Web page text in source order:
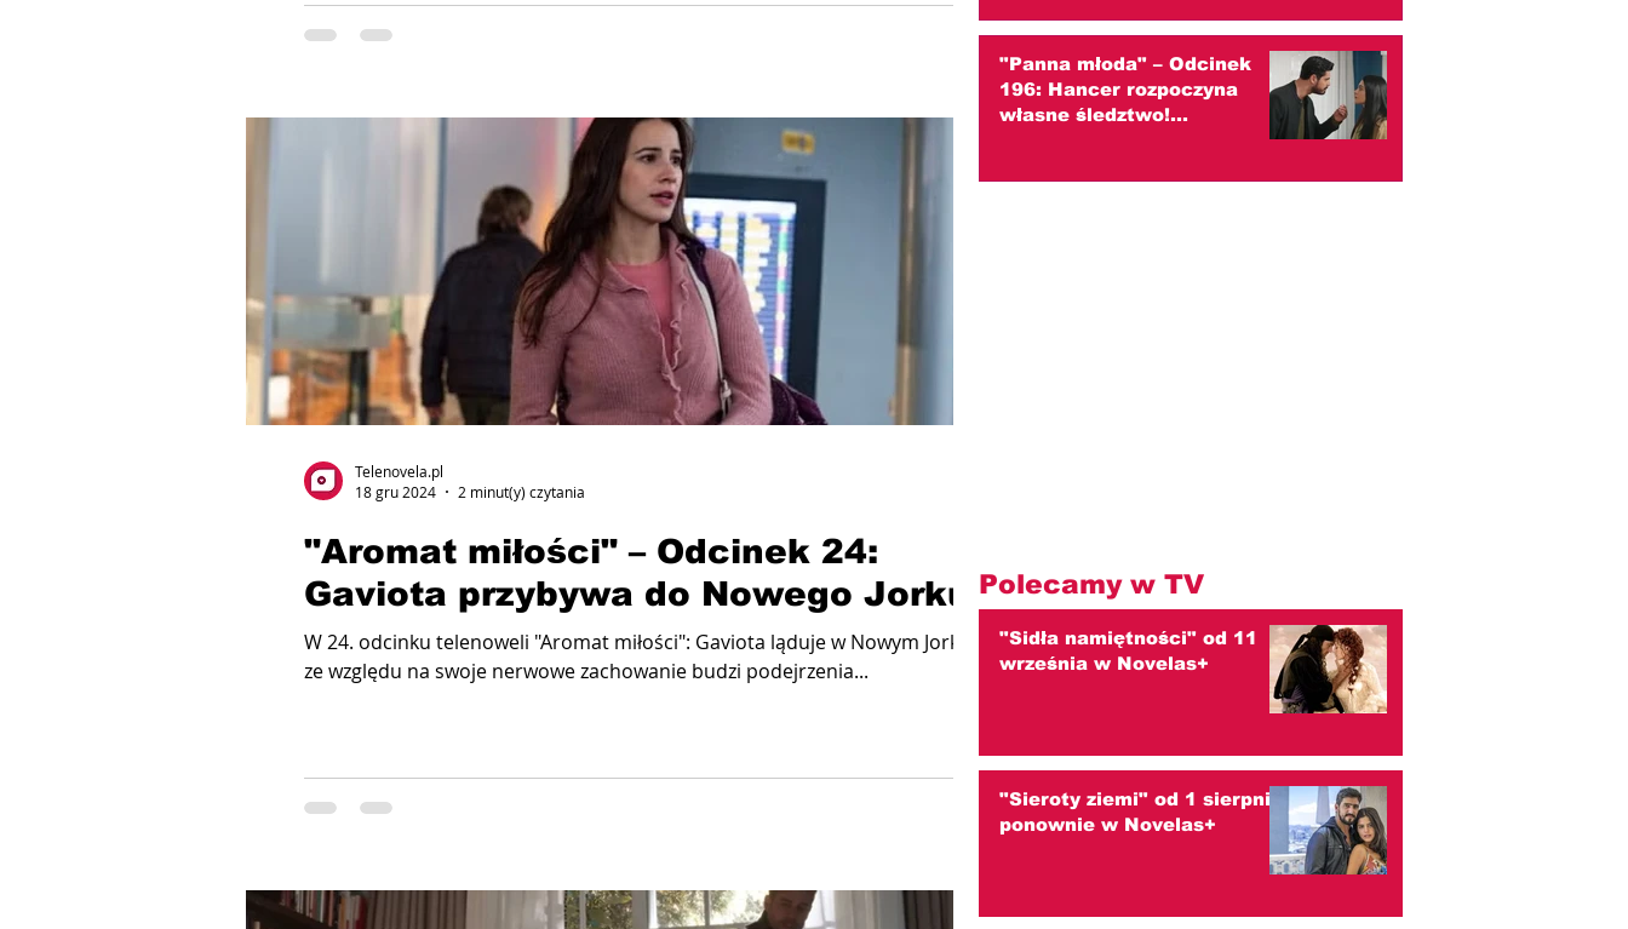
"Aromat miłości" – Odcinek 24:
Gaviota przybywa do Nowego Jorku
W 24. odcinku telenoweli "Aromat miłości": Gaviota ląduje w Nowym Jorku, ale
ze względu na swoje nerwowe zachowanie budzi podejrzenia...
Telenovela.pl
18 gru 2024
2 minut(y) czytania
"Panna młoda" – Odcinek
196: Hancer rozpoczyna
własne śledztwo!
Polecamy w TV
"Sidła namiętności" od 11
września w Novelas+
"Sieroty ziemi" od 1 sierpnia
ponownie w Novelas+